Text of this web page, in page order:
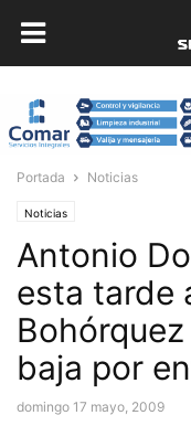
Portada Noticias
Noticias
Antonio
esta tarde
baja por
domingo 17 mayo, 2009